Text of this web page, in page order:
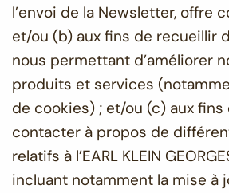
l’envoi de la Newsletter, offre
et/ou (b) aux fins de recueillir
nous permettant d’améliorer
produits et services
de cookies) ; et/ou (c) aux
contacter à propos de
relatifs à l’EARL KLEIN
incluant notamment la mise à